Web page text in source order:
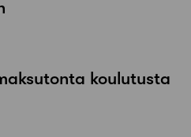
koulutusta